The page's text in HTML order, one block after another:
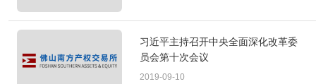
习近平主持召开中央全面深化改革委
员会第十次会议
2019-09-10